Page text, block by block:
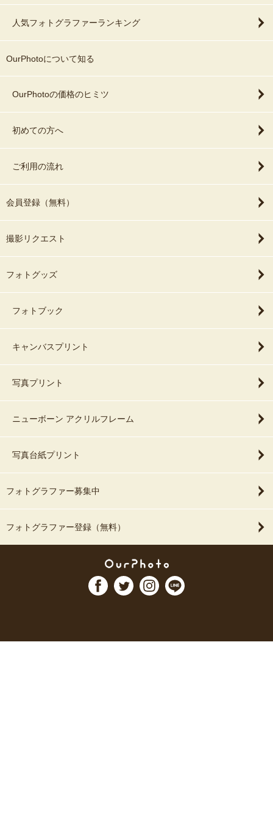
人気フォトグラファーランキング
OurPhotoについて知る
OurPhotoの価格のヒミツ
初めての方へ
ご利用の流れ
会員登録（無料）
撮影リクエスト
フォトグッズ
フォトブック
キャンバスプリント
写真プリント
ニューボーン アクリルフレーム
写真台紙プリント
フォトグラファー募集中
フォトグラファー登録（無料）